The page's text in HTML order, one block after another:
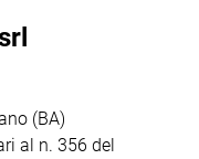
comunità
ricorrenza ha […]
(BA)
al n. 356 del